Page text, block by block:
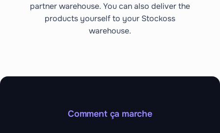
partner warehouse. You can also deliver the
products yourself to your Stockoss
warehouse.
Comment ça marche